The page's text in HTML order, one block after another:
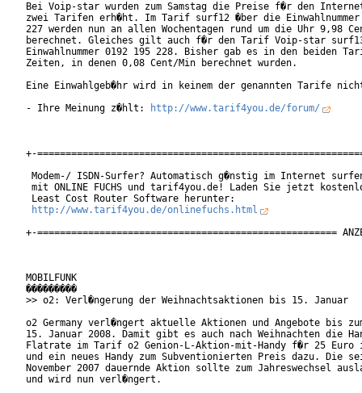
Bei Voip-star wurden zum Samstag die Preise f�r den
zwei Tarifen erh�ht. Im Tarif surf12 �ber die Einwahlnummer
227 werden nun an allen Wochentagen rund um die Uhr 9,98
berechnet. Gleiches gilt auch f�r den Tarif Voip-star
Einwahlnummer 0192 195 228. Bisher gab es in den beiden
Zeiten, in denen 0,08 Cent/Min berechnet wurden.
Eine Einwahlgeb�hr wird in keinem der genannten Tarife
- Ihre Meinung z�hlt:
http://www.tarif4you.de/forum/
+-
Modem-/ ISDN-Surfer? Automatisch g�nstig im Internet
mit ONLINE FUCHS und tarif4you.de! Laden Sie jetzt
Least Cost Router Software herunter:
http://www.tarif4you.de/onlinefuchs.html
+-=====================================================
MOBILFUNK
���������
>> o2: Verl�ngerung der Weihnachtsaktionen bis 15. Januar
o2 Germany verl�ngert aktuelle Aktionen und Angebote bis
15. Januar 2008. Damit gibt es auch nach Weihnachten die
Flatrate im Tarif o2 Genion-L-Aktion-mit-Handy f�r 25 Euro
und ein neues Handy zum Subventionierten Preis dazu. Die
November 2007 dauernde Aktion sollte zum Jahreswechsel
und wird nun verl�ngert.